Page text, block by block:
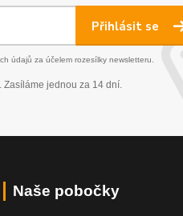
Přihlásit se
údajů za účelem rozesílky newsletteru.
Zasíláme jednou za 14 dní.
Naše pobočky